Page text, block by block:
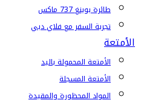
طائرة بوينغ 737 ماكس
تجربة السفر مع فلاي دبي
الأمتعة
الأمتعة المحمولة باليد
الأمتعة المسجلة
المواد المحظورة والمقيدة